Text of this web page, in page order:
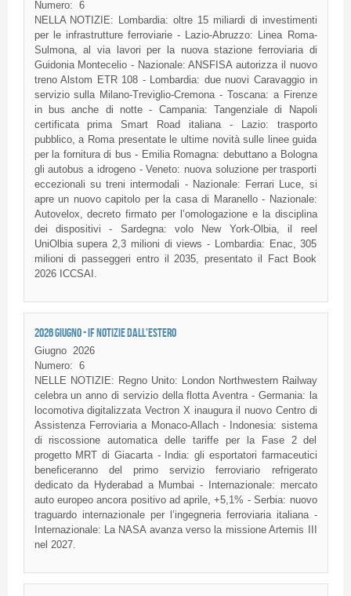
Numero: 6
NELLA NOTIZIE: Lombardia: oltre 15 miliardi di investimenti
per le infrastrutture ferroviarie - Lazio-Abruzzo: Linea Roma-
Sulmona, al via lavori per la nuova stazione ferroviaria di
Guidonia Montecelio - Nazionale: ANSFISA autorizza il nuovo
treno Alstom ETR 108 - Lombardia: due nuovi Caravaggio in
servizio sulla Milano-Treviglio-Cremona - Toscana: a Firenze
in bus anche di notte - Campania: Tangenziale di Napoli
certificata prima Smart Road italiana - Lazio: trasporto
pubblico, a Roma presentate le ultime novità sulle linee guida
per la fornitura di bus - Emilia Romagna: debuttano a Bologna
gli autobus a idrogeno - Veneto: nuova soluzione per trasporti
eccezionali su treni intermodali - Nazionale: Ferrari Luce, si
apre un nuovo capitolo per la casa di Maranello - Nazionale:
Autovelox, decreto firmato per l’omologazione e la disciplina
dei dispositivi - Sardegna: volo New York-Olbia, il reel
UniOlbia supera 2,3 milioni di views - Lombardia: Enac, 305
milioni di passeggeri entro il 2035, presentato il Fact Book
2026 ICCSAI.
2026 GIUGNO - IF NOTIZIE DALL'ESTERO
Giugno 2026
Numero: 6
NELLE NOTIZIE: Regno Unito: London Northwestern Railway
celebra un anno di servizio della flotta Aventra - Germania: la
locomotiva digitalizzata Vectron X inaugura il nuovo Centro di
Assistenza Ferroviaria a Monaco-Allach - Indonesia: sistema
di riscossione automatica delle tariffe per la Fase 2 del
progetto MRT di Giacarta - India: gli esportatori farmaceutici
beneficeranno del primo servizio ferroviario refrigerato
dedicato da Hyderabad a Mumbai - Internazionale: mercato
auto europeo ancora positivo ad aprile, +5,1% - Serbia: nuovo
traguardo internazionale per l’ingegneria ferroviaria italiana -
Internazionale: La NASA avanza verso la missione Artemis III
nel 2027.